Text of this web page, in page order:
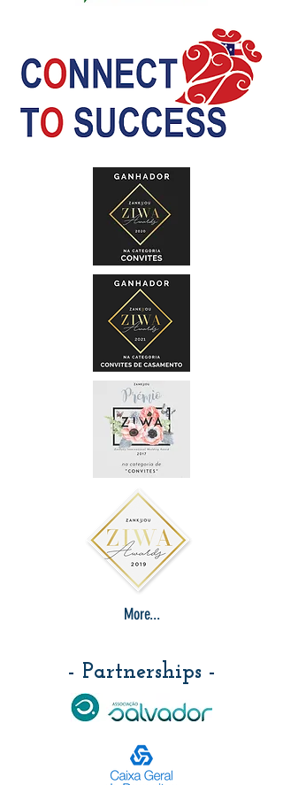
More...
- Partnerships -